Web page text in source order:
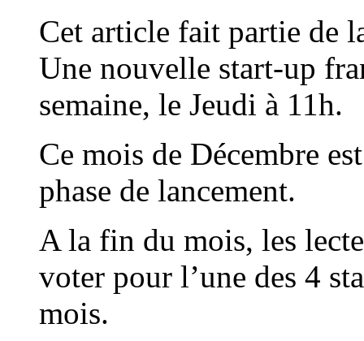
Cet article fait partie de
Une nouvelle start-up
semaine, le Jeudi à 11h.
Ce mois de Décembre
phase de lancement.
A la fin du mois, les
voter pour l’une des 4
mois.